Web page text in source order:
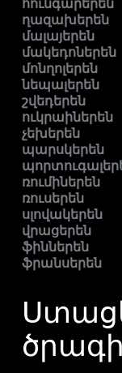
հունգարերեն
ղազախերեն
մալայերեն
մակեդոներեն
մոնղոլերեն
նեպալերեն
շվեդերեն
ուկրաիներեն
չեխերեն
պարսկերեն
ռումիներեն
ռուսերեն
սլովակերեն
վրացերեն
ֆիններեն
ֆրանսերեն